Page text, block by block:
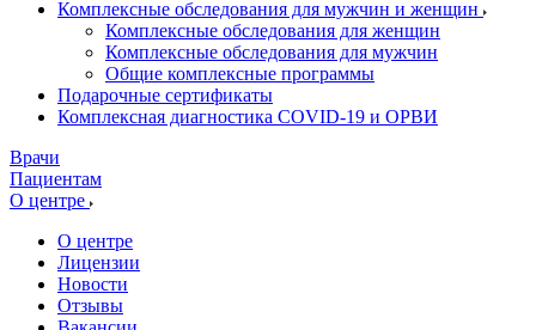
Комплексные обследования для мужчин и женщин
Комплексные обследования для женщин
Комплексные обследования для мужчин
Общие комплексные программы
Подарочные сертификаты
Комплексная диагностика COVID-19 и ОРВИ
Врачи
Пациентам
О центре
О центре
Лицензии
Новости
Отзывы